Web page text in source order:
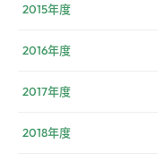
2015年度
2016年度
2017年度
2018年度